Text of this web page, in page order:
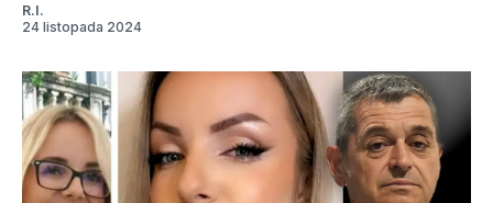
R.I.
24 listopada 2024